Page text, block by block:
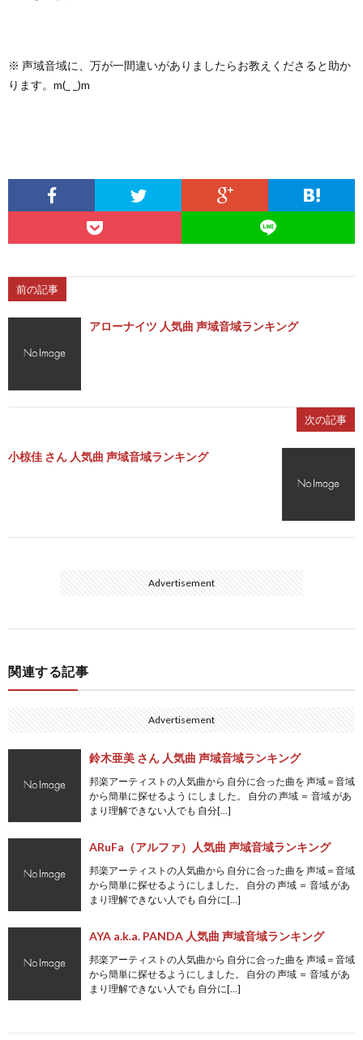
※ 声域音域に、万が一間違いがありましたらお教えくださると助か
ります。m(_ _)m
前の記事
アローナイツ 人気曲 声域音域ランキング
次の記事
小椋佳 さん 人気曲 声域音域ランキング
Advertisement
関連する記事
Advertisement
鈴木亜美 さん 人気曲 声域音域ランキング
邦楽アーティストの人気曲から 自分に合った曲を 声域＝音域
から簡単に探せるよう にしました。 自分の 声域 ＝ 音域 があ
まり理解できない人でも 自分[…]
ARuFa（アルファ）人気曲 声域音域ランキング
邦楽アーティストの人気曲から 自分に合った曲を 声域＝音域
から簡単に探せるようにしました。 自分の 声域 ＝ 音域 があ
まり理解できない人でも 自分に[…]
AYA a.k.a. PANDA 人気曲 声域音域ランキング
邦楽アーティストの人気曲から 自分に合った曲を 声域＝音域
から簡単に探せるようにしました。 自分の 声域 ＝ 音域 があ
まり理解できない人でも 自分に[…]